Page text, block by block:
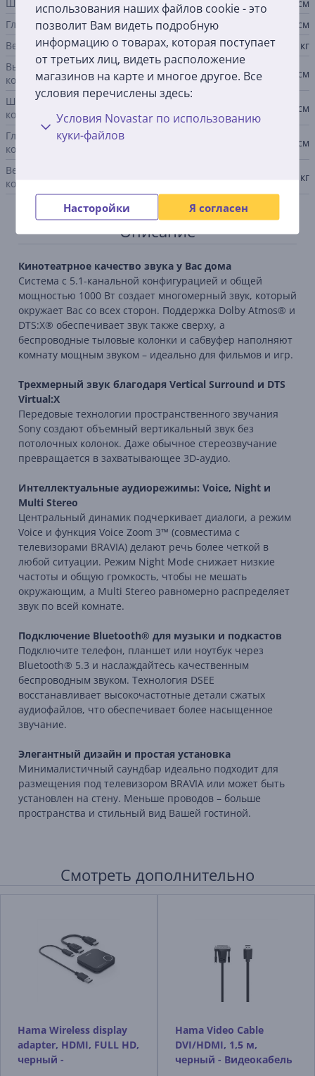
использования наших файлов cookie - это
позволит Вам видеть подробную
информацию о товарах, которая поступает
от третьих лиц, видеть расположение
магазинов на карте и многое другое. Все
условия перечислены здесь:
Условия Novastar по использованию
куки-файлов
Насторойки Я согласен
Ширина сабвуфера
27,5 см
Глубина сабвуфера
38,8 см
Вес сабвуфера
11,6 кг
Высота сьемных задних
колонок
21,6 см
Ширина сьемных задних
колонок
10,6 см
Глубина сьемных задних
колонок
9,8 см
Вес сьемных задних
колонок
0,89 кг
Описание
Кинотеатрное качество звука у Вас дома
Система с 5.1-канальной конфигурацией и общей
мощностью 1000 Вт создает многомерный звук, который
окружает Вас со всех сторон. Поддержка Dolby Atmos® и
DTS:X® обеспечивает звук также сверху, а
беспроводные тыловые колонки и сабвуфер наполняют
комнату мощным звуком – идеально для фильмов и игр.
Трехмерный звук благодаря Vertical Surround и DTS
Virtual:X
Передовые технологии пространственного звучания
Sony создают объемный вертикальный звук без
потолочных колонок. Даже обычное стереозвучание
превращается в захватывающее 3D-аудио.
Интеллектуальные аудиорежимы: Voice, Night и
Multi Stereo
Центральный динамик подчеркивает диалоги, а режим
Voice и функция Voice Zoom 3™ (совместима с
телевизорами BRAVIA) делают речь более четкой в
любой ситуации. Режим Night Mode снижает низкие
частоты и общую громкость, чтобы не мешать
окружающим, а Multi Stereo равномерно распределяет
звук по всей комнате.
Подключение Bluetooth® для музыки и подкастов
Подключите телефон, планшет или ноутбук через
Bluetooth® 5.3 и наслаждайтесь качественным
беспроводным звуком. Технология DSEE
восстанавливает высокочастотные детали сжатых
аудиофайлов, что обеспечивает более насыщенное
звучание.
Элегантный дизайн и простая установка
Минималистичный саундбар идеально подходит для
размещения под телевизором BRAVIA или может быть
установлен на стену. Меньше проводов – больше
пространства и стильный вид Вашей гостиной.
Смотреть дополнительно
Hama Wireless display
adapter, HDMI, FULL HD,
черный -
Hama Video Cable
DVI/HDMI, 1,5 м,
черный - Видеокабель